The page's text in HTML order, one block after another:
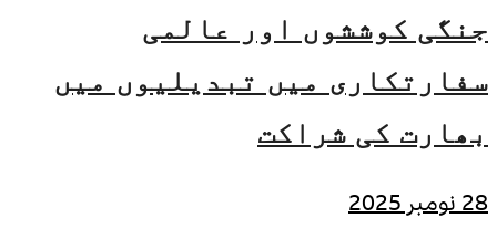
جنگی کوششوں اور عالمی
سفارتکاری میں تبدیلیوں میں
بھارت کی شراکت
28 نومبر 2025